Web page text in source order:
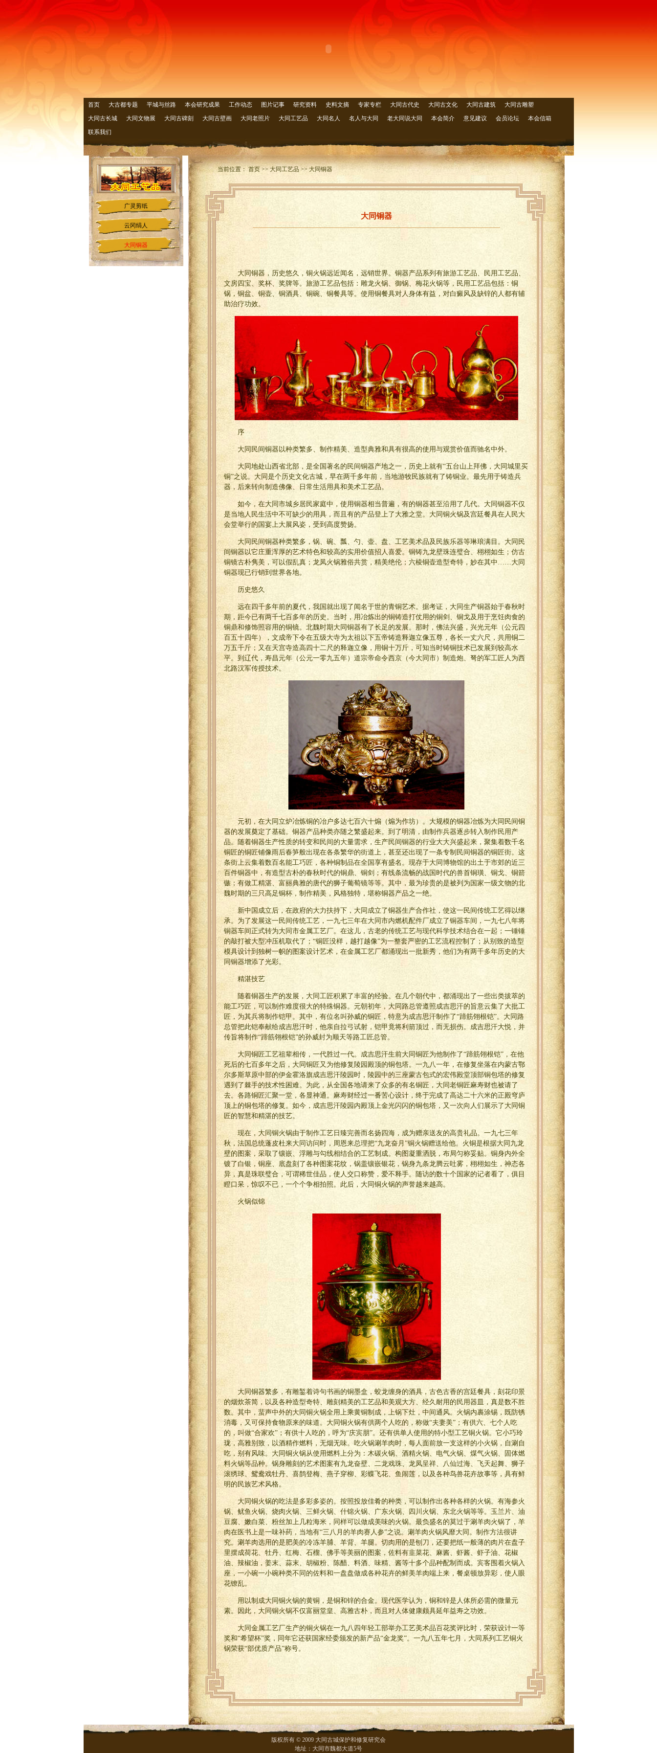
首页 大古都专题 平城与丝路 本会研究成果 工作动态 图片记事 研究资料 史料文摘 专家专栏 大同古代史 大同古文化 大同古建筑
大同古雕塑
大同古长城
大同文物展 大同古碑刻 大同古壁画 大同老照片 大同工艺品 大同名人 名人与大同 老大同说大同 本会简介 意见建议 会员论坛
本会信箱
联系我们
广灵剪纸
云冈绢人
大同铜器
当前位置： 首页 >> 大同工艺品 >> 大同铜器
大同铜器
大同铜器，历史悠久，铜火锅远近闻名，远销世界。铜器产品系列有旅游工艺品、民用工艺品、
文房四宝、奖杯、奖牌等。旅游工艺品包括：雕龙火锅、御锅、梅花火锅等，民用工艺品包括：铜
锅，铜盆、铜壶、铜酒具、铜碗、铜餐具等。使用铜餐具对人身体有益，对白癜风及缺锌的人都有辅
助治疗功效。
序
大同民间铜器以种类繁多、制作精美、造型典雅和具有很高的使用与观赏价值而驰名中外。
大同地处山西省北部，是全国著名的民间铜器产地之一，历史上就有“五台山上拜佛，大同城里买
铜”之说。大同是个历史文化古城，早在两千多年前，当地游牧民族就有了铸铜业。最先用于铸造兵
器，后来转向制造佛像、日常生活用具和美术工艺品。
如今，在大同市城乡居民家庭中，使用铜器相当普遍，有的铜器甚至沿用了几代。大同铜器不仅
是当地人民生活中不可缺少的用具，而且有的产品登上了大雅之堂。大同铜火锅及宫廷餐具在人民大
会堂举行的国宴上大展风姿，受到高度赞扬。
大同民间铜器种类繁多，锅、碗、瓢、勺、壶、盘、工艺美术品及民族乐器等琳琅满目。大同民
间铜器以它庄重浑厚的艺术特色和较高的实用价值招人喜爱。铜铸九龙壁珠连璧合、栩栩如生；仿古
铜镜古朴隽美，可以假乱真；龙凤火锅雅俗共赏，精美绝伦；六棱铜壶造型奇特，妙在其中……大同
铜器现已行销到世界各地。
历史悠久
远在四千多年前的夏代，我国就出现了闻名于世的青铜艺术。据考证，大同生产铜器始于春秋时
期，距今已有两千七百多年的历史。当时，用冶炼出的铜铸造打仗用的铜剑、铜戈及用于烹饪肉食的
铜鼎和修饰照容用的铜镜。北魏时期大同铜器有了长足的发展。那时，佛法兴盛，兴光元年（公元四
百五十四年），文成帝下令在五级大寺为太祖以下五帝铸造释迦立像五尊，各长一丈六尺，共用铜二
万五千斤；又在天宫寺造高四十二尺的释迦立像，用铜十万斤，可知当时铸铜技术已发展到较高水
平。到辽代，寿昌元年（公元一零九五年）道宗帝命令西京（今大同市）制造炮、弩的军工匠人为西
北路汉军传授技术。
元初，在大同立炉冶炼铜的冶户多达七百六十煽（煽为作坊）。大规模的铜器冶炼为大同民间铜
器的发展奠定了基础。铜器产品种类亦随之繁盛起来。到了明清，由制作兵器逐步转入制作民用产
品。随着铜器生产性质的转变和民间的大量需求，生产民间铜器的行业大大兴盛起来，聚集着数千名
铜匠的铜匠铺像雨后春笋般出现在各条繁华的街道上，甚至还出现了一条专制民间铜器的铜匠街。这
条街上云集着数百名能工巧匠，各种铜制品在全国享有盛名。现存于大同博物馆的出土于市郊的近三
百件铜器中，有造型古朴的春秋时代的铜鼎、铜剑；有线条流畅的战国时代的兽首铜璜、铜戈、铜箭
镞；有做工精湛、富丽典雅的唐代的狮子葡萄镜等等。其中，最为珍贵的是被列为国家一级文物的北
魏时期的三只高足铜杯，制作精美，风格独特，堪称铜器产品之一绝。
新中国成立后，在政府的大力扶持下，大同成立了铜器生产合作社，使这一民间传统工艺得以继
承。为了发展这一民间传统工艺，一九七三年在大同市内燃机配件厂成立了铜器车间，一九七八年将
铜器车间正式转为大同市金属工艺厂。在这儿，古老的传统工艺与现代科学技术结合在一起；一锤锤
的敲打被大型冲压机取代了；“铜匠没样，越打越像”为一整套严密的工艺流程控制了；从别致的造型
模具设计到独树一帜的图案设计艺术，在金属工艺厂都涌现出一批新秀，他们为有两千多年历史的大
同铜器增添了光彩。
精湛技艺
随着铜器生产的发展，大同工匠积累了丰富的经验。在几个朝代中，都涌现出了一些出类拔萃的
能工巧匠，可以制作难度很大的特殊铜器。元朝初年，大同路总管遵照成吉思汗的旨意云集了大批工
匠，为其兵将制作铠甲。其中，有位名叫孙威的铜匠，特意为成吉思汗制作了“蹄筋翎根铠”。大同路
总管把此铠奉献给成吉思汗时，他亲自拉弓试射，铠甲竟将利箭顶过，而无损伤。成吉思汗大悦，并
传旨将制作“蹄筋翎根铠”的孙威封为顺天等路工匠总管。
大同铜匠工艺祖辈相传，一代胜过一代。成吉思汗生前大同铜匠为他制作了“蹄筋翎根铠”，在他
死后的七百多年之后，大同铜匠又为他修复陵园殿顶的铜包塔。一九八一年，在修复坐落在内蒙古鄂
尔多斯草原中部的伊金霍洛旗成吉思汗陵园时，陵园中的三座蒙古包式的宏伟殿堂顶部铜包塔的修复
遇到了棘手的技术性困难。为此，从全国各地请来了众多的有名铜匠，大同老铜匠麻寿财也被请了
去。各路铜匠汇聚一堂，各显神通。麻寿财经过一番苦心设计，终于完成了高达二十六米的正殿穹庐
顶上的铜包塔的修复。如今，成吉思汗陵园内殿顶上金光闪闪的铜包塔，又一次向人们展示了大同铜
匠的智慧和精湛的技艺。
现在，大同铜火锅由于制作工艺日臻完善而名扬四海，成为赠亲送友的高贵礼品。一九七三年
秋，法国总统蓬皮杜来大同访问时，周恩来总理把“九龙奋月”铜火锅赠送给他。火铜是根据大同九龙
壁的图案，采取了镶嵌、浮雕与勾线相结合的工艺制成。构图凝重洒脱，布局匀称妥贴。铜身内外全
镀了白银，铜座、底盘刻了各种图案花纹，锅盖镶嵌银花，锅身九条龙腾云吐雾，栩栩如生，神态各
异，真是珠联璧合，可谓稀世佳品，使人交口称赞，爱不释手。随访的数十个国家的记者看了，俱目
瞪口呆，惊叹不已，一个个争相拍照。此后，大同铜火锅的声誉越来越高。
火锅似锦
大同铜器繁多，有雕錾着诗句书画的铜墨盒，蛟龙缠身的酒具，古色古香的宫廷餐具，刻花印景
的烟炊茶简，以及各种造型奇特、雕刻精美的工艺品和美观大方、经久耐用的民用器皿，真是数不胜
数。其中，蜚声中外的大同铜火锅全用上乘黄铜制成，上锅下灶，中间通风。火锅内裹涂锡，既防锈
消毒，又可保持食物原来的味道。大同铜火锅有供两个人吃的，称做“夫妻美”；有供六、七个人吃
的，叫做“合家欢”；有供十人吃的，呼为“庆宾朋”。还有供单人使用的特小型工艺铜火锅。它小巧玲
珑，高雅别致，以酒精作燃料，无烟无味。吃火锅涮羊肉时，每人面前放一支这样的小火锅，自涮自
吃，别有风味。大同铜火锅从使用燃料上分为：木碳火锅、酒精火锅、电气火锅、煤气火锅、固体燃
料火锅等品种。锅身雕刻的艺术图案有九龙奋壁、二龙戏珠、龙凤呈祥、八仙过海、飞天起舞、狮子
滚绣球、鸳鸯戏牡丹、喜鹊登梅、燕子穿柳、彩蝶飞花、鱼闹莲，以及各种鸟兽花卉故事等，具有鲜
明的民族艺术风格。
大同铜火锅的吃法是多彩多姿的。按照投放佳肴的种类，可以制作出各种各样的火锅。有海参火
锅、鱿鱼火锅、烧肉火锅、三鲜火锅、什锦火锅、广东火锅、四川火锅、东北火锅等等。玉兰片、油
豆腐、嫩白菜、粉丝加上几粒海米，同样可以做成美味的火锅。最负盛名的莫过于涮羊肉火锅了，羊
肉在医书上是一味补药，当地有“三八月的羊肉赛人参”之说。涮羊肉火锅风靡大同。制作方法很讲
究。涮羊肉选用的是肥美的冷冻羊脯、羊背、羊腿。切肉用的是刨刀，还要把纸一般薄的肉片在盘子
里摆成荷花、牡丹、红梅、石榴、佛手等美丽的图案，佐料有韭菜花、麻酱、虾酱、虾子油、花椒
油、辣椒油，姜末、蒜末、胡椒粉、陈醋、料酒、味精、酱等十多个品种配制而成。宾客围着火锅入
座，一小碗一小碗种类不同的佐料和一盘盘做成各种花卉的鲜美羊肉端上来，餐桌顿放异彩，使人眼
花镣乱。
用以制成大同铜火锅的黄铜，是铜和锌的合金。现代医学认为，铜和锌是人体所必需的微量元
素。因此，大同铜火锅不仅富丽堂皇、高雅古朴，而且对人体健康颇具延年益寿之功效。
大同金属工艺厂生产的铜火锅在一九八四年轻工部举办工艺美术品百花奖评比时，荣获设计一等
奖和“希望杯”奖，同年它还获国家经委颁发的新产品“金龙奖”。一九八五年七月，大同系列工艺铜火
锅荣获“部优质产品”称号。
版权所有 © 2009 大同古城保护和修复研究会
地址：大同市魏都大道5号